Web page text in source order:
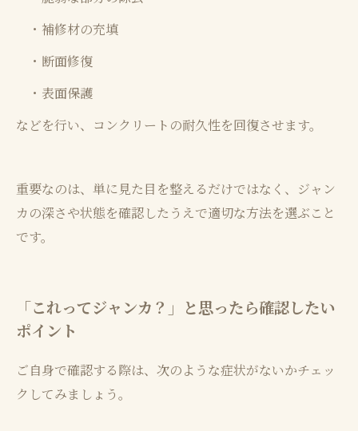
・補修材の充填
・断面修復
・表面保護
などを行い、コンクリートの耐久性を回復させます。
重要なのは、単に見た目を整えるだけではなく、ジャン
カの深さや状態を確認したうえで適切な方法を選ぶこと
です。
「これってジャンカ？」と思ったら確認したい
ポイント
ご自身で確認する際は、次のような症状がないかチェッ
クしてみましょう。